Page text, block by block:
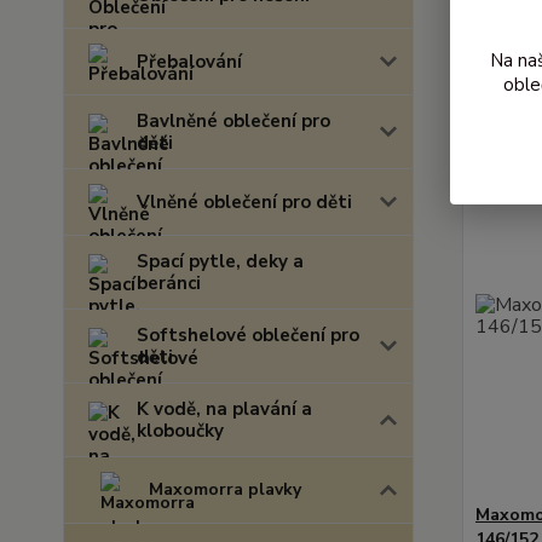
Přebalování
Bavlněné oblečení pro
děti
Vlněné oblečení pro děti
Spací pytle, deky a
beránci
Softshelové oblečení pro
děti
K vodě, na plavání a
kloboučky
Maxomorra plavky
Na